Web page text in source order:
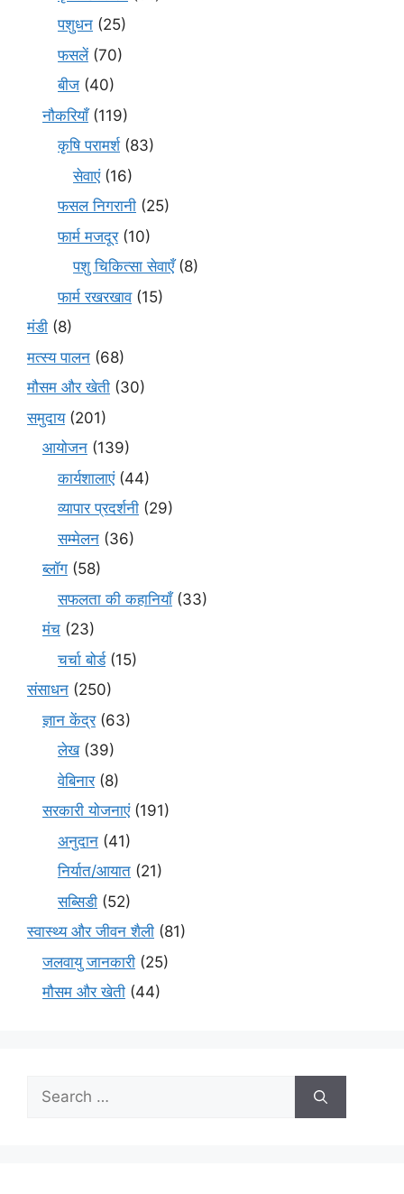
पशुधन (25)
फसलें(70)
बीज (40)
नौकरियाँ(119)
कृषि परामर्श(83)
सेवाएं(16)
फसल निगरानी (25)
फार्म मजदूर(10)
पशु चिकित्सा सेवाएँ(8)
फार्म रखरखाव(15)
मंडी (8)
मत्स्य पालन (68)
मौसम और खेती (30)
समुदाय(201)
आयोजन (139)
कार्यशालाएं(44)
व्यापार प्रदर्शनी (29)
सम्मेलन (36)
ब्लॉग (58)
सफलता की कहानियाँ(33)
मंच (23)
चर्चा बोर्ड(15)
संसाधन (250)
ज्ञान केंद्र(63)
लेख(39)
वेबिनार(8)
सरकारी योजनाएं(191)
अनुदान (41)
निर्यात/आयात (21)
सब्सिडी (52)
स्वास्थ्य और जीवन शैली (81)
जलवायु जानकारी (25)
मौसम और खेती (44)